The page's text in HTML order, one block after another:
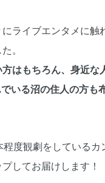
ライブエンタメに触
。
はもちろん、身近な
いる沼の住人の方も
度観劇をしているカ
してお届けします！